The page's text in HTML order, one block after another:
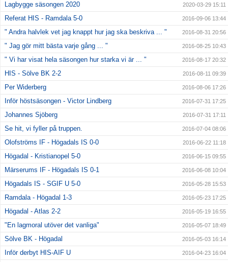
Lagbygge säsongen 2020 2020-03-29 15:11
Referat HIS - Ramdala 5-0 2016-09-06 13:44
" Andra halvlek vet jag knappt hur jag ska beskriva ... " 2016-08-31 20:56
" Jag gör mitt bästa varje gång ... " 2016-08-25 10:43
" Vi har visat hela säsongen hur starka vi är ... " 2016-08-17 20:32
HIS - Sölve BK 2-2 2016-08-11 09:39
Per Widerberg 2016-08-06 17:26
Inför höstsäsongen - Victor Lindberg 2016-07-31 17:25
Johannes Sjöberg 2016-07-31 17:11
Se hit, vi fyller på truppen. 2016-07-04 08:06
Olofströms IF - Högadals IS 0-0 2016-06-22 11:18
Högadal - Kristianopel 5-0 2016-06-15 09:55
Märserums IF - Högadals IS 0-1 2016-06-08 10:04
Högadals IS - SGIF U 5-0 2016-05-28 15:53
Ramdala - Högadal 1-3 2016-05-23 17:25
Högadal - Atlas 2-2 2016-05-19 16:55
"En lagmoral utöver det vanliga" 2016-05-07 18:49
Sölve BK - Högadal 2016-05-03 16:14
Inför derbyt HIS-AIF U 2016-04-23 16:04